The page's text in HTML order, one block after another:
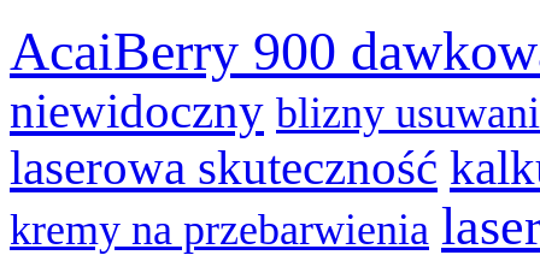
AcaiBerry 900
niewidoczny blizny
laserowa skuteczność
kremy na przebarwienia